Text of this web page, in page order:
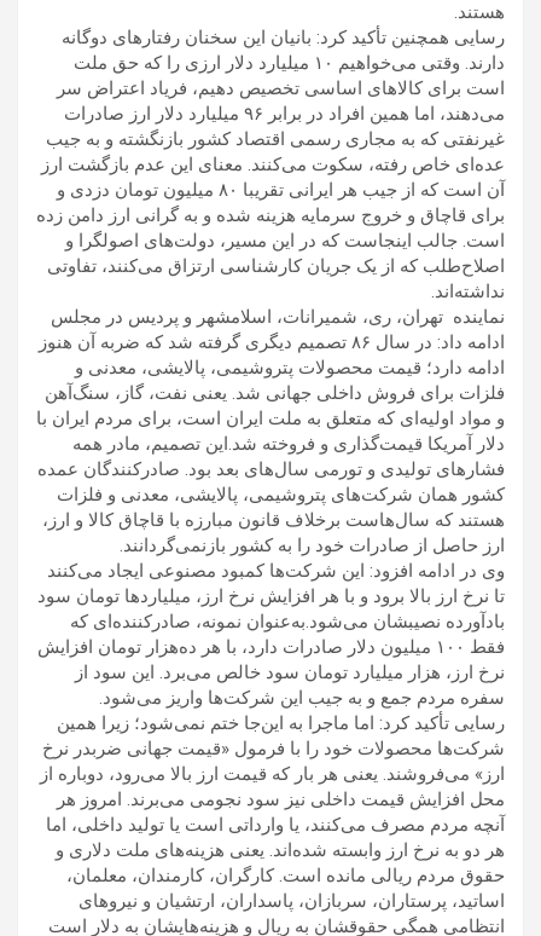
هستند.
رسایی همچنین تأکید کرد: بانیان این سخنان رفتارهای دوگانه
دارند. وقتی می‌خواهیم ۱۰ میلیارد دلار ارزی را که حق ملت
است برای کالاهای اساسی تخصیص دهیم، فریاد اعتراض سر
می‌دهند، اما همین افراد در برابر ۹۶ میلیارد دلار ارز صادرات
غیرنفتی که به مجاری رسمی اقتصاد کشور بازنگشته و به جیب
عده‌ای خاص رفته، سکوت می‌کنند. معنای این عدم بازگشت ارز
آن است که از جیب هر ایرانی تقریبا ۸۰ میلیون تومان دزدی و
برای قاچاق و خروج سرمایه هزینه شده و به گرانی ارز دامن زده
است. جالب اینجاست که در این مسیر، دولت‌های اصولگرا و
اصلاح‌طلب که از یک جریان کارشناسی ارتزاق می‌کنند، تفاوتی
نداشته‌اند.
نماینده تهران، ری، شمیرانات، اسلامشهر و پردیس در مجلس
ادامه داد: در سال ۸۶ تصمیم دیگری گرفته شد که ضربه آن هنوز
ادامه دارد؛ قیمت محصولات پتروشیمی، پالایشی، معدنی و
فلزات برای فروش داخلی جهانی شد. یعنی نفت، گاز، سنگ‌آهن
و مواد اولیه‌ای که متعلق به ملت ایران است، برای مردم ایران با
دلار آمریکا قیمت‌گذاری و فروخته شد.این تصمیم، مادر همه
فشارهای تولیدی و تورمی سال‌های بعد بود. صادرکنندگان عمده
کشور همان شرکت‌های پتروشیمی، پالایشی، معدنی و فلزات
هستند که سال‌هاست برخلاف قانون مبارزه با قاچاق کالا و ارز،
ارز حاصل از صادرات خود را به کشور بازنمی‌گردانند.
وی در ادامه افزود: این شرکت‌ها کمبود مصنوعی ایجاد می‌کنند
تا نرخ ارز بالا برود و با هر افزایش نرخ ارز، میلیاردها تومان سود
بادآورده نصیبشان می‌شود.به‌عنوان نمونه، صادرکننده‌ای که
فقط ۱۰۰ میلیون دلار صادرات دارد، با هر ده‌هزار تومان افزایش
نرخ ارز، هزار میلیارد تومان سود خالص می‌برد. این سود از
سفره مردم جمع و به جیب این شرکت‌ها واریز می‌شود.
رسایی تأکید کرد: اما ماجرا به این‌جا ختم نمی‌شود؛ زیرا همین
شرکت‌ها محصولات خود را با فرمول «قیمت جهانی ضربدر نرخ
ارز» می‌فروشند. یعنی هر بار که قیمت ارز بالا می‌رود، دوباره از
محل افزایش قیمت داخلی نیز سود نجومی می‌برند. امروز هر
آنچه مردم مصرف می‌کنند، یا وارداتی است یا تولید داخلی، اما
هر دو به نرخ ارز وابسته شده‌اند. یعنی هزینه‌های ملت دلاری و
حقوق مردم ریالی مانده است. کارگران، کارمندان، معلمان،
اساتید، پرستاران، سربازان، پاسداران، ارتشیان و نیروهای
انتظامی همگی حقوقشان به ریال و هزینه‌هایشان به دلار است